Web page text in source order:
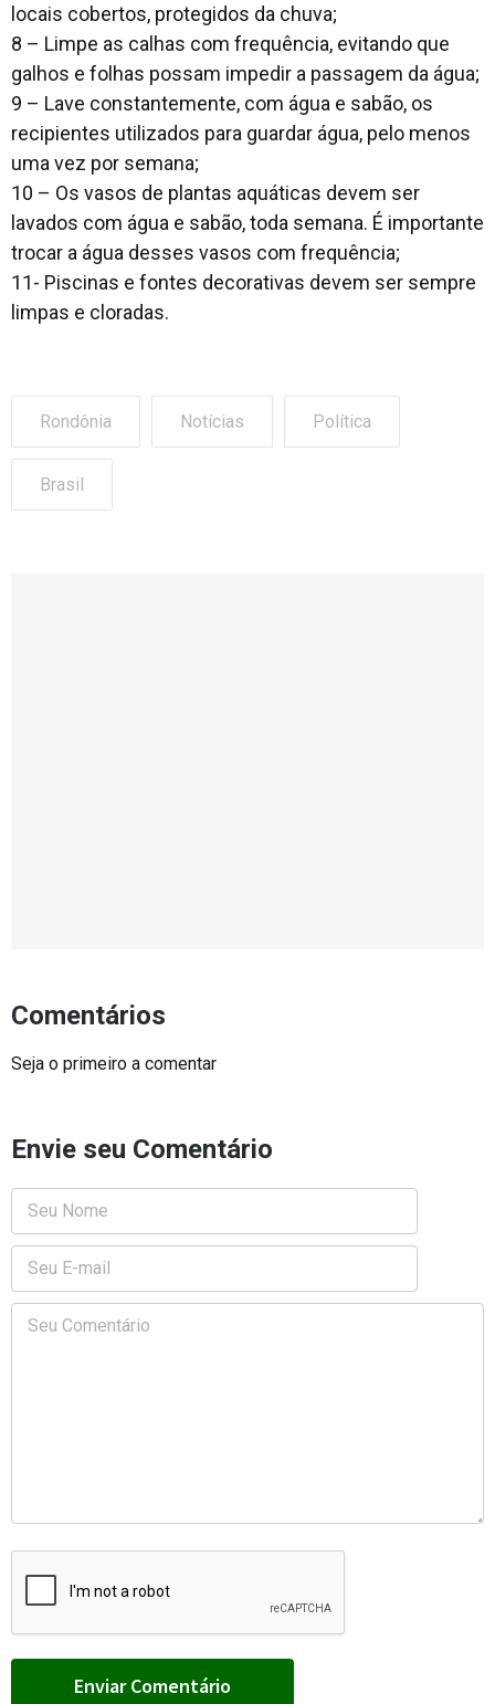
locais cobertos, protegidos da chuva;
8 – Limpe as calhas com frequência, evitando que
galhos e folhas possam impedir a passagem da água;
9 – Lave constantemente, com água e sabão, os
recipientes utilizados para guardar água, pelo menos
uma vez por semana;
10 – Os vasos de plantas aquáticas devem ser
lavados com água e sabão, toda semana. É importante
trocar a água desses vasos com frequência;
11- Piscinas e fontes decorativas devem ser sempre
limpas e cloradas.
Rondônia Notícias Política
Brasil
Comentários
Seja o primeiro a comentar
Envie seu Comentário